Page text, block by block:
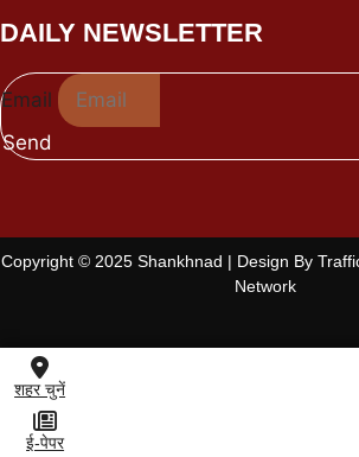
DAILY NEWSLETTER
Email
Send
Copyright © 2025 Shankhnad | Design By
Network
शहर चुनें
ई-पेपर